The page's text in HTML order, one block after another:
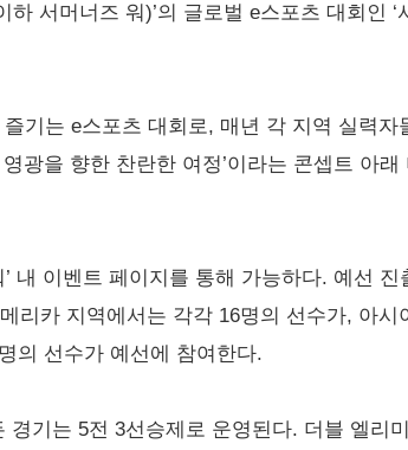
서머너즈 워)’의 글로벌 e스포츠 대회인
기는 e스포츠 대회로, 매년 각 지역 실력
광을 향한 찬란한 여정’이라는 콘셉트 아
내 이벤트 페이지를 통해 가능하다. 예선
리카 지역에서는 각각 16명의 선수가, 아시
의 선수가 예선에 참여한다.
기는 5전 3선승제로 운영된다. 더블 엘리